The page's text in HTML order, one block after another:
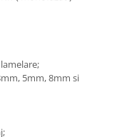
5mm, 8mm si